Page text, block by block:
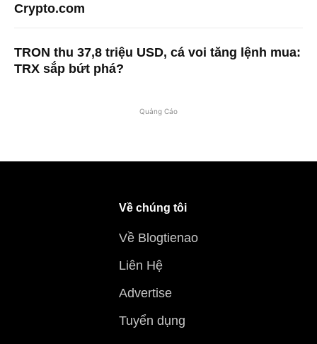
Crypto.com
TRON thu 37,8 triệu USD, cá voi tăng lệnh mua:
TRX sắp bứt phá?
Quảng Cáo
Về chúng tôi
Về Blogtienao
Liên Hệ
Advertise
Tuyển dụng